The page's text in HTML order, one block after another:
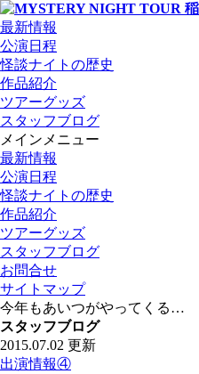
最新情報
公演日程
怪談ナイトの歴史
作品紹介
ツアーグッズ
スタッフブログ
メインメニュー
最新情報
公演日程
怪談ナイトの歴史
作品紹介
ツアーグッズ
スタッフブログ
お問合せ
サイトマップ
今年もあいつがやってくる…
スタッフブログ
2015.07.02 更新
出演情報④